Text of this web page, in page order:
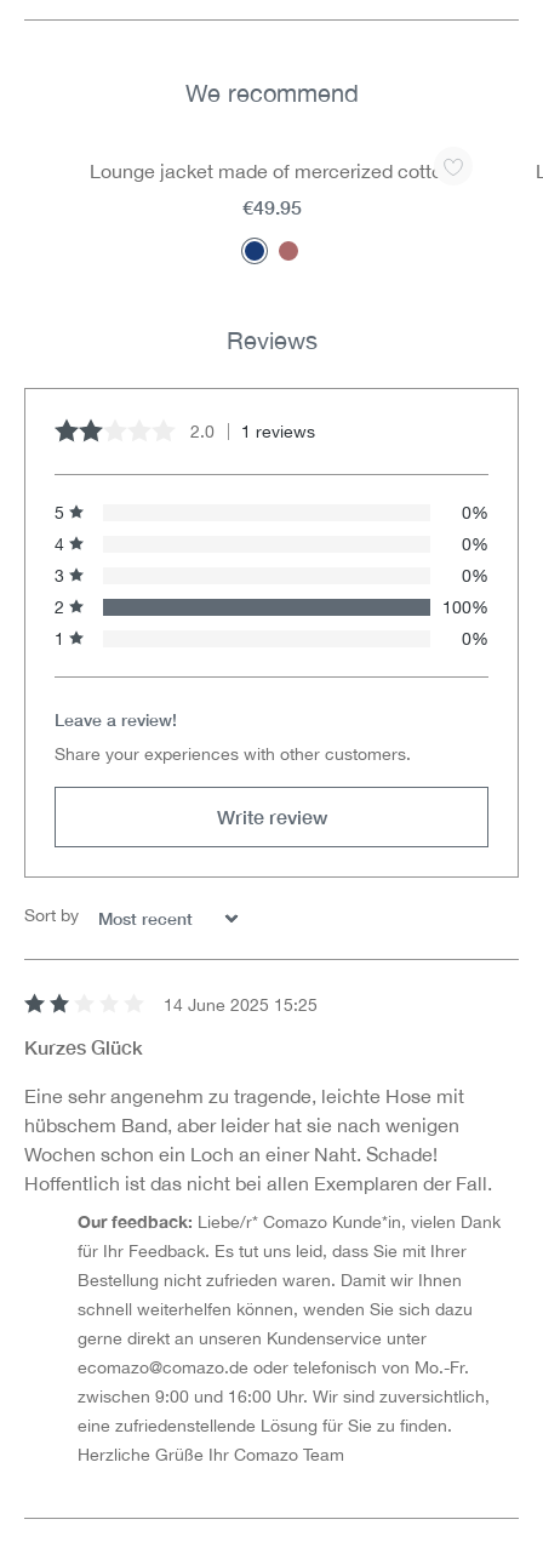
We recommend
Lounge jacket made of mercerized cotton
€49.95
Reviews
Average rating of 2 out of 5 stars
2.0 1 reviews
Sort by
5
0%
4
0%
3
0%
2
100%
1
0%
Leave a review!
Share your experiences with other customers.
Write review
14 June 2025 15:25
Kurzes Glück
Eine sehr angenehm zu tragende, leichte Hose mit
hübschem Band, aber leider hat sie nach wenigen
Wochen schon ein Loch an einer Naht. Schade!
Hoffentlich ist das nicht bei allen Exemplaren der Fall.
Our feedback: Liebe/r* Comazo Kunde*in, vielen Dank
für Ihr Feedback. Es tut uns leid, dass Sie mit Ihrer
Bestellung nicht zufrieden waren. Damit wir Ihnen
schnell weiterhelfen können, wenden Sie sich dazu
gerne direkt an unseren Kundenservice unter
ecomazo@comazo.de oder telefonisch von Mo.-Fr.
zwischen 9:00 und 16:00 Uhr. Wir sind zuversichtlich,
eine zufriedenstellende Lösung für Sie zu finden.
Herzliche Grüße Ihr Comazo Team